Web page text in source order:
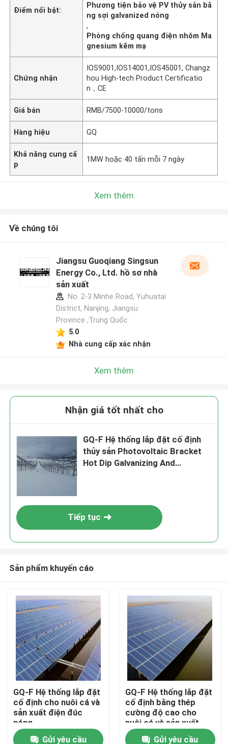
Nhà
Sản phẩm
Video
Điểm nổi bật:
Phương tiện bảo vệ PV thủy sản bằ
ng sợi galvanized nóng
,
Phòng chống quang điện nhôm Ma
gnesium kẽm mạ
Chứng nhận
IOS9001,IOS14001,IOS45001, Changz
hou High-tech Product Certificatio
n，CE
Giá bán RMB/7500-10000/tons
Hàng hiệu GQ
Khả năng cung cấ
p
1MW hoặc 40 tấn mỗi 7 ngày
Xem thêm
Về chúng tôi
Jiangsu Guoqiang Singsun
Energy Co., Ltd. hồ sơ nhà
sản xuất
No. 2-3 Minhe Road, Yuhuatai
District, Nanjing, Jiangsu
Province ,Trung Quốc
5.0
Nhà cung cấp xác nhận
Xem thêm
Nhận giá tốt nhất cho
GQ-F Hệ thống lắp đặt cố định
thủy sản Photovoltaic Bracket
Hot Dip Galvanizing And
Tiếp tục
Sản phẩm khuyến cáo
GQ-F Hệ thống lắp đặt
cố định cho nuôi cá và
sản xuất điện đúc
nóng
Gửi yêu cầu
GQ-F Hệ thống lắp đặt
cố định bằng thép
cường độ cao cho
nuôi cá và sản xuất
điện bên dưới
Gửi yêu cầu